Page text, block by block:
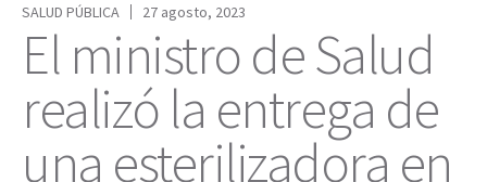
SALUD PÚBLICA
27 agosto, 2023
El ministro de Salud
realizó la entrega de
una esterilizadora en